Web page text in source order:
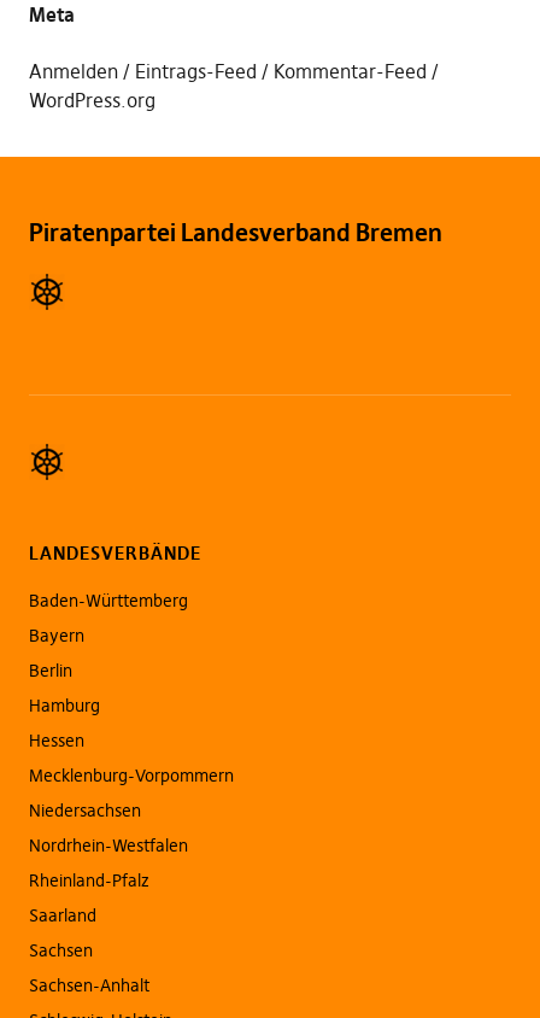
Meta
Anmelden Eintrags-Feed
Kommentar-Feed
WordPress.org
Piratenpartei Landesverband Bremen
LANDESVERBÄNDE
Baden-Württemberg
Bayern
Berlin
Hamburg
Hessen
Mecklenburg-Vorpommern
Niedersachsen
Nordrhein-Westfalen
Rheinland-Pfalz
Saarland
Sachsen
Sachsen-Anhalt